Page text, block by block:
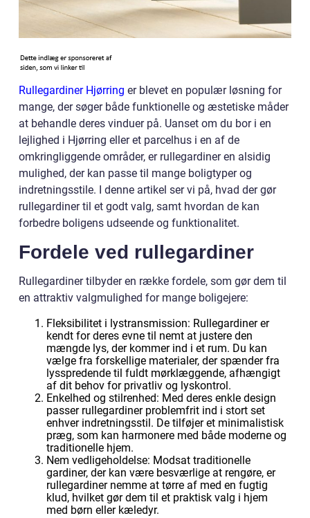
Rullegardiner Hjørring er blevet en populær løsning for
mange, der søger både funktionelle og æstetiske måder
at behandle deres vinduer på. Uanset om du bor i en
lejlighed i Hjørring eller et parcelhus i en af de
omkringliggende områder, er rullegardiner en alsidig
mulighed, der kan passe til mange boligtyper og
indretningsstile. I denne artikel ser vi på, hvad der gør
rullegardiner til et godt valg, samt hvordan de kan
forbedre boligens udseende og funktionalitet.
Fordele ved rullegardiner
Rullegardiner tilbyder en række fordele, som gør dem til
en attraktiv valgmulighed for mange boligejere:
Fleksibilitet i lystransmission: Rullegardiner er
kendt for deres evne til nemt at justere den
mængde lys, der kommer ind i et rum. Du kan
vælge fra forskellige materialer, der spænder fra
lysspredende til fuldt mørklæggende, afhængigt
af dit behov for privatliv og lyskontrol.
Enkelhed og stilrenhed: Med deres enkle design
passer rullegardiner problemfrit ind i stort set
enhver indretningsstil. De tilføjer et minimalistisk
præg, som kan harmonere med både moderne og
traditionelle hjem.
Nem vedligeholdelse: Modsat traditionelle
gardiner, der kan være besværlige at rengøre, er
rullegardiner nemme at tørre af med en fugtig
klud, hvilket gør dem til et praktisk valg i hjem
med børn eller kæledyr.